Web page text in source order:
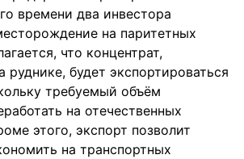
времени два инвестора
на паритетных
что концентрат,
будет экспортироваться
требуемый объём
на отечественных
этого, экспорт позволит
на транспортных